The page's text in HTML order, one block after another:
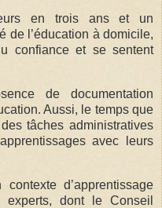
en trois ans et un
de l’éducation à domicile,
confiance et se sentent
de documentation
Aussi, le temps que
tâches administratives
avec leurs
d’apprentissage
dont le Conseil